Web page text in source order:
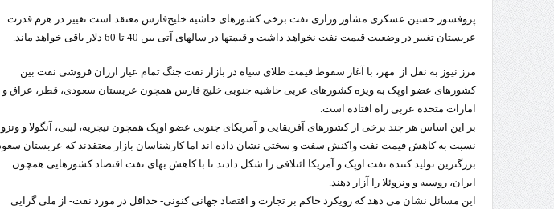
مرز چیلات دهلران می‌تواند
تردد زائران اربعین در مرزهای خوزستان از مرز یک میلیون و ۴۲۸ هزار
پروفسور حسین عسکری مشاور وزاری نفت برخی کشورهای حاشیه خلیج‌فارس معتقد است تغییر در هرم قدرت
عربستان تغییر در وضعیت قیمت نفت نخواهد داشت و قیمتها در سالهای آتی بین 40 تا 60 دلار باقی خواهد ماند.
مرز نيوز به نقل از مهر، با آغاز سقوط قیمت طلای سیاه در بازار نفت جنگ تمام عیار ارزان فروشی نفت بین
کشورهای عضو اوپک به ویزه کشورهای عربی حاشیه جنوبی خلیج فارس همچون عربستان سعودی، قطر، عراق و
امارات متحده عربی راه افتاده است.
بر این اساس هر چند برخی از کشورهای آفریقایی و آمریکای جنوبی عضو اوپک همچون نیجریه، لیبی، آنگولا و
نسبت به کاهش قیمت نفت واکنش سفت و سختی نشان داده اند اما کارشناسان بازار معتقدند که عربستان
بزرگترین تولید کننده نفت اوپک و آمریکا ائتلافی را شکل دادند تا با کاهش بهای نفت اقتصاد کشورهایی همچون
ایران، روسیه و ونزوئلا را آزار دهند.
این مسائل نشان می دهد که رویکرد حاکم بر تجارت و اقتصاد جهانی کنونی- حداقل در مورد نفت- از ملی گرایی